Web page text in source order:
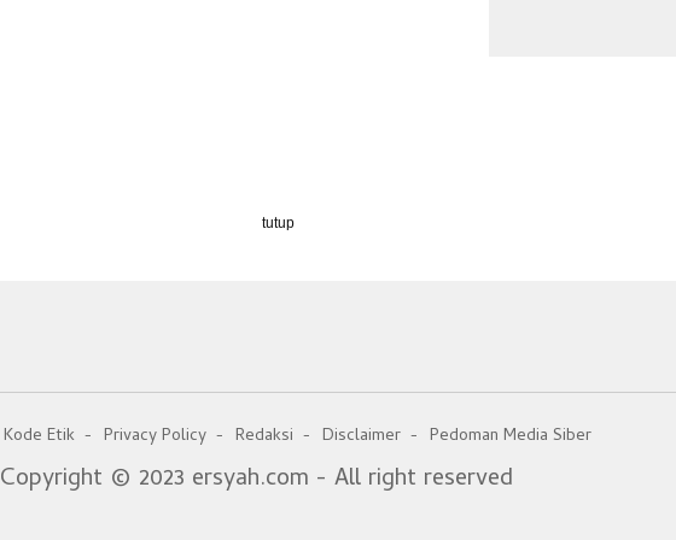
Kode Etik Privacy Policy Redaksi Disclaimer Pedoman Media Siber
Copyright © 2023 ersyah.com - All right reserved
tutup